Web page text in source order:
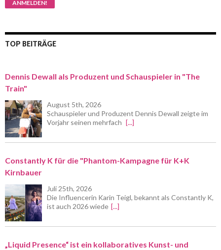
TOP BEITRÄGE
Dennis Dewall als Produzent und Schauspieler in "The
Train"
August 5th, 2026
Schauspieler und Produzent Dennis Dewall zeigte im
Vorjahr seinen mehrfach
[...]
Constantly K für die "Phantom-Kampagne für K+K
Kirnbauer
Juli 25th, 2026
Die Influencerin Karin Teigl, bekannt als Constantly K,
ist auch 2026 wiede [...]
„Liquid Presence“ ist ein kollaboratives Kunst- und